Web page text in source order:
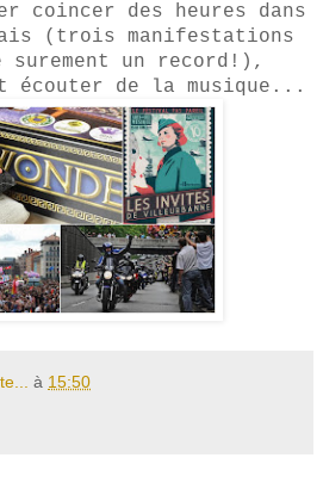
coincer des heures dans
(trois manifestations
surement un record!),
écouter de la musique...
à 15:50